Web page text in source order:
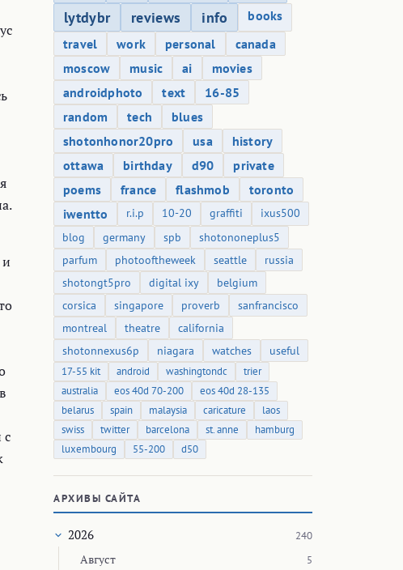
с
lytdybr
reviews info
books
travel
work personal
canada
moscow
music ai
movies
androidphoto
text
16-85
random
tech
blues
shotonhonor20pro
usa
history
ottawa
birthday d90
private
poems
france flashmob
toronto
iwentto
r.i.p 10-20 graffiti
ixus500
blog
germany spb
shotononeplus5
parfum
photooftheweek seattle
russia
shotongt5pro
digital ixy
belgium
corsica
singapore proverb
sanfrancisco
montreal
theatre
california
shotonnexus6p
niagara watches useful
17-55 kit android washingtondc
trier
australia
eos 40d 70-200
eos 40d 28-135
belarus
spain malaysia caricature
laos
swiss
twitter barcelona st. anne
hamburg
luxembourg
55-200 d50
АРХИВЫ САЙТА
2026 240
Август 5